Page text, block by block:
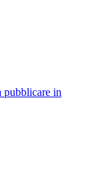
pubblicare in